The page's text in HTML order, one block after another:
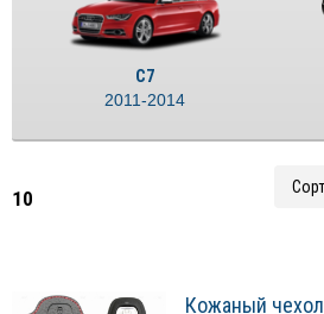
С7
2011-2014
10
Кожаный